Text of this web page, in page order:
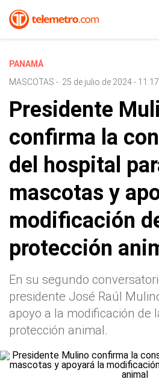
PANAMÁ
MASCOTAS - 25 de julio de 2024 - 11:17
Presidente
confirma la
del hospital
mascotas y
modificación
protección
En su segundo
presidente José Raúl
apoyo a la modificación de
protección animal.